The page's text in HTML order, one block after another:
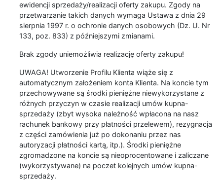
ewidencji sprzedaży/realizacji oferty zakupu. Zgody na
przetwarzanie takich danych wymaga Ustawa z dnia 29
sierpnia 1997 r. o ochronie danych osobowych (Dz. U. Nr
133, poz. 833) z późniejszymi zmianami.
Brak zgody uniemożliwia realizację oferty zakupu!
UWAGA! Utworzenie Profilu Klienta wiąże się z
automatycznym założeniem konta Klienta. Na koncie tym
przechowywane są środki pieniężne niewykorzystane z
różnych przyczyn w czasie realizacji umów kupna-
sprzedaży (zbyt wysoka należność wpłacona na nasz
rachunek bankowy przy płatności przelewem), rezygnacja
z części zamówienia już po dokonaniu przez nas
autoryzacji płatności kartą, itp.). Środki pieniężne
zgromadzone na koncie są nieoprocentowane i zaliczane
(wykorzystywane) na poczet kolejnych umów kupna-
sprzedaży.